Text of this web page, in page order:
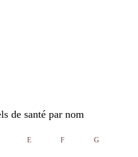
de santé par nom
E F G